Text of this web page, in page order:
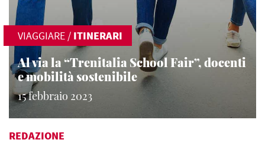
VIAGGIARE / ITINERARI
Al via la “Trenitalia School Fair”, docenti
e mobilità sostenibile
15 febbraio 2023
REDAZIONE